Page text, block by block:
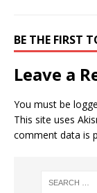
BE THE FIRST
Leave a
You must be
This site uses
comment data is